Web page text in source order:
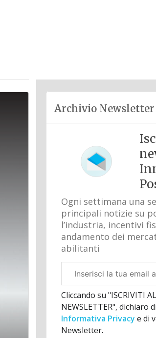
Archivio Newsletter
Ogni settimana una
principali notizie su
l’industria, incentivi
andamento dei
abilitanti
aziendale
Cliccando su "ISCRIVITI
NEWSLETTER", dichiaro
Informativa Privacy e di
Newsletter.